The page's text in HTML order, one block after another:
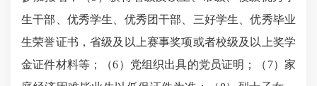
生干部、优秀学生、优秀团干部、三好学生、优秀毕业
生荣誉证书，省级及以上赛事奖项或者校级及以上奖学
金证件材料等；（6）党组织出具的党员证明；（7）家